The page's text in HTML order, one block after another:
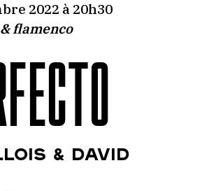
2022 à 20h30
flamenco
& David